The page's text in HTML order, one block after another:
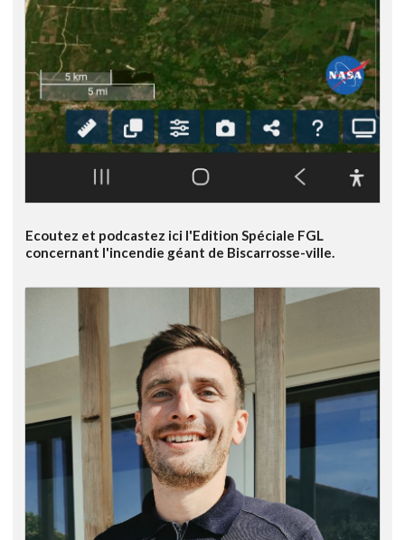
Ecoutez et podcastez ici l'Edition Spéciale FGL
concernant l'incendie géant de Biscarrosse-ville.